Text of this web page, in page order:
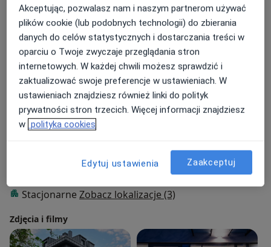
zaświadczeń medycznych
Zakres porad
Urologia
Główne obszary pomocy
Nowotwory układu moczowego
Łagodny rozrost prostaty
Impotencja
Kamica nerkowa
Stulejka +49
Dorośli (Tylko pod niektórymi adresami)
Stacjonarne Zobacz lokalizacje (3)
Zdjęcia i filmy
Akceptując, pozwalasz nam i naszym partnerom używać
plików cookie (lub podobnych technologii) do zbierania
danych do celów statystycznych i dostarczania treści w
oparciu o Twoje zwyczaje przeglądania stron
internetowych. W każdej chwili możesz sprawdzić i
zaktualizować swoje preferencje w ustawieniach. W
ustawieniach znajdziesz również linki do polityk
prywatności stron trzecich. Więcej informacji znajdziesz
w polityka cookies
Edytuj ustawienia Zaakceptuj